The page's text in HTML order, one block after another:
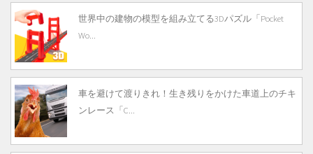
世界中の建物の模型を組み立てる3Dパズル「Pocket
Wo...
車を避けて渡りきれ！生き残りをかけた車道上のチキ
ンレース「C...